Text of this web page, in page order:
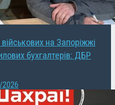
на Запоріжжі
бухгалтерів: ДБР